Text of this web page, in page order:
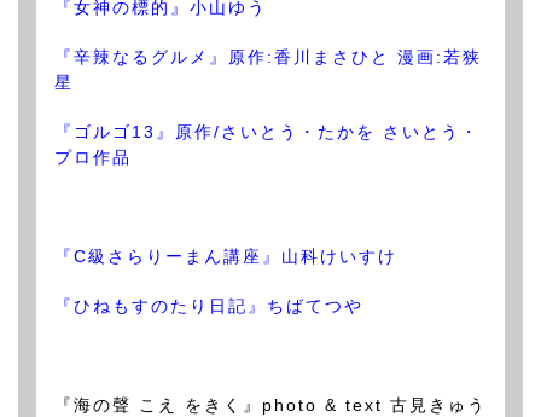
『女神の標的』小山ゆう
『辛辣なるグルメ』原作:香川まさひと 漫画:若狭
星
『ゴルゴ13』原作/さいとう・たかを さいとう・
プロ作品
『C級さらりーまん講座』山科けいすけ
『ひねもすのたり日記』ちばてつや
『海の聲 こえ をきく』photo & text 古見きゅう